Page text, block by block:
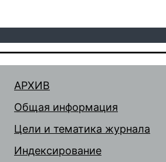
АРХИВ
Общая информация
Цели и тематика журнала
Индексирование